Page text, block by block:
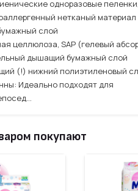
одноразовые
нетканый материал
слой
целлюлоза, SAP (гелевый
дышащий бумажный слой
(!) нижний полиэтиленовый
Идеально подходят для
покупают